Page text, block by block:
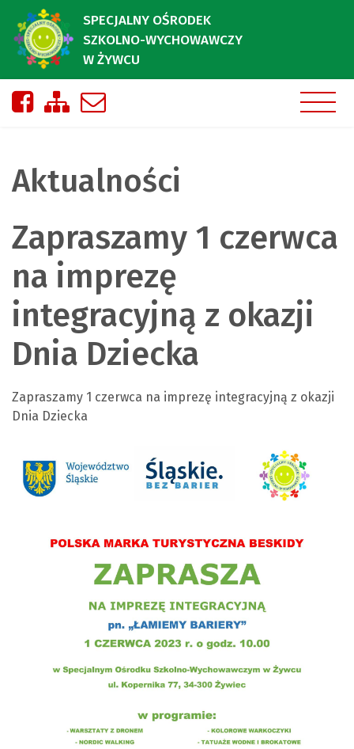
SPECJALNY OŚRODEK
SZKOLNO-WYCHOWAWCZY
W ŻYWCU
Nasza strona na Facebooku
Zobacz mapę strony
Aktualności
Zapraszamy 1 czerwca
na imprezę
integracyjną z okazji
Dnia Dziecka
Zapraszamy 1 czerwca na imprezę integracyjną z okazji
Dnia Dziecka